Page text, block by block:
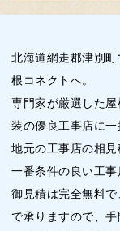
北海道網走郡津別
根コネクトへ。
専門家が厳選した
装の優良工事店に一
地元の工事店の相見
一番条件の良い工
御見積は完全無料
で承りますので、手